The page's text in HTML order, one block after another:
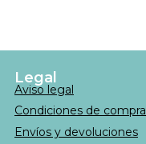
Legal
Aviso legal
Condiciones de compra
Envíos y devoluciones